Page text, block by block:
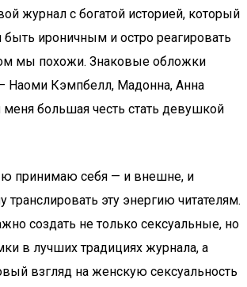
журнал с богатой историей, который
быть ироничным и остро реагировать
мы похожи. Знаковые обложки
Наоми Кэмпбелл, Мадонна, Анна
большая честь стать девушкой
принимаю себя — и внешне, и
транслировать эту энергию читателям.
создать не только сексуальные, но
в лучших традициях журнала, а
взгляд на женскую сексуальность